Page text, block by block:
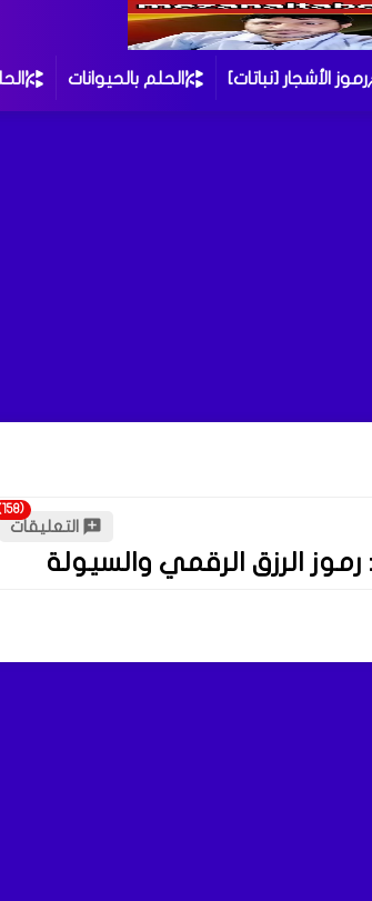
رموز الأشجار [نباتات] الحلم بالحيوانات
التعليقات
الرزق الرقمي والسيولة